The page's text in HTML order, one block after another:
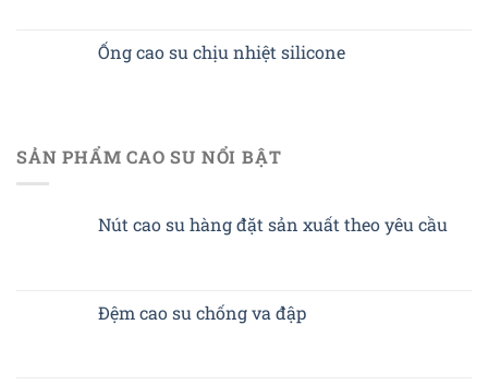
Ống cao su chịu nhiệt silicone
SẢN PHẨM CAO SU NỔI BẬT
Nút cao su hàng đặt sản xuất theo yêu cầu
Đệm cao su chống va đập